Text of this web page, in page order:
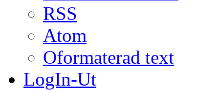
RSS
Atom
Oformaterad text
LogIn-Ut